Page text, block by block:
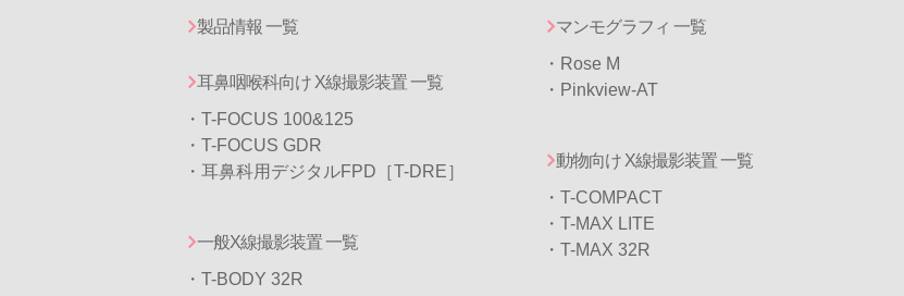
製品情報 一覧
耳鼻咽喉科向け X線撮影装置 一覧
・T-FOCUS 100&125
・T-FOCUS GDR
・耳鼻科用デジタルFPD［T-DRE］
一般X線撮影装置 一覧
・T-BODY 32R
マンモグラフィ 一覧
・ Rose M
・ Pinkview-AT
動物向け X線撮影装置 一覧
・T-COMPACT
・T-MAX LITE
・T-MAX 32R